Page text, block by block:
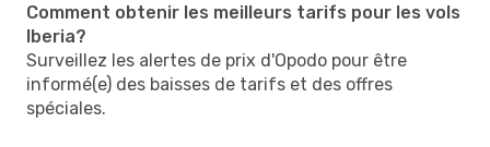
Comment obtenir les meilleurs tarifs pour les vols
Iberia?
Surveillez les alertes de prix d'Opodo pour être
informé(e) des baisses de tarifs et des offres
spéciales.